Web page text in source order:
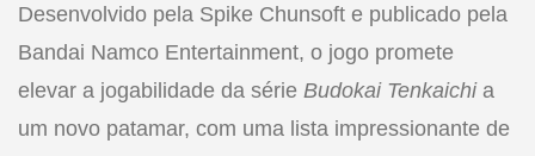
Desenvolvido pela Spike Chunsoft e publicado pela
Bandai Namco Entertainment, o jogo promete
elevar a jogabilidade da série Budokai Tenkaichia
um novo patamar, com uma lista impressionante de